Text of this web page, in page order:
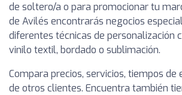
de soltero/a o para promocionar tu
de Avilés encontrarás negocios
diferentes técnicas de personalización
vinilo textil, bordado o sublimación.
Compara precios, servicios, tiempos de
de otros clientes. Encuentra también